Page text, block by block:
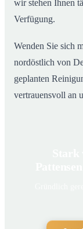
wir stehen Ihnen
Verfügung.
Wenden Sie sich
nordöstlich von
geplanten
vertrauensvoll an